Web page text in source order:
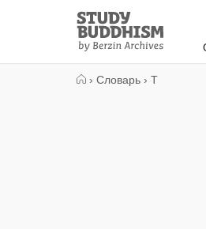
Study
Buddhism
Home
› Словарь › Т